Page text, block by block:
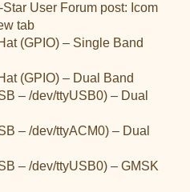
User Forum post: Icom
tab
(GPIO) – Single Band
(GPIO) – Dual Band
– /dev/ttyUSB0) – Dual
– /dev/ttyACM0) – Dual
– /dev/ttyUSB0) – GMSK